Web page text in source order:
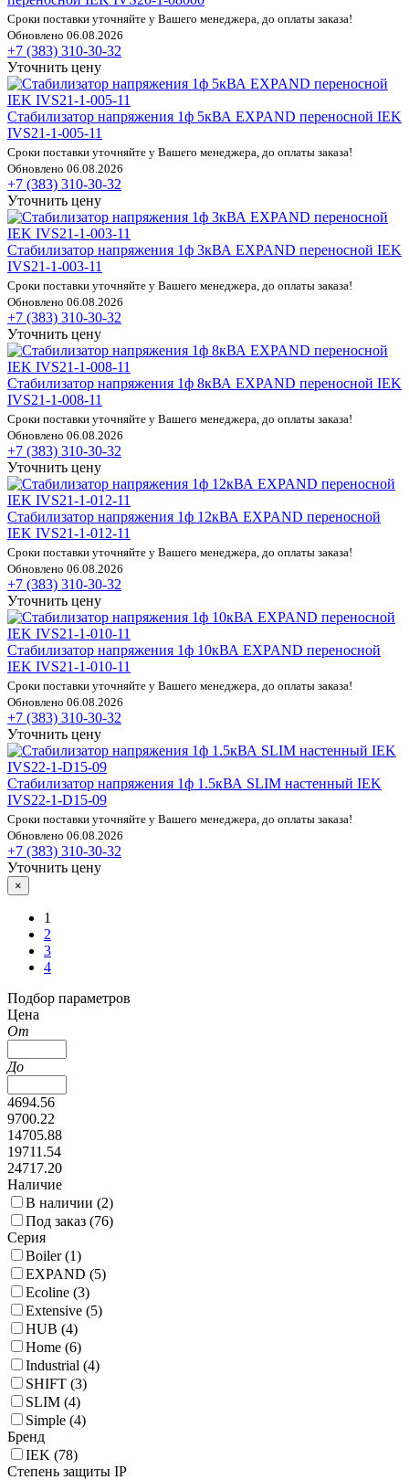
Сроки поставки уточняйте у Вашего менеджера, до оплаты заказа!
Обновлено 06.08.2026
+7 (383) 310-30-32
Уточнить цену
Стабилизатор напряжения 1ф 5кВА EXPAND переносной IEK
IVS21-1-005-11
Сроки поставки уточняйте у Вашего менеджера, до оплаты заказа!
Обновлено 06.08.2026
+7 (383) 310-30-32
Уточнить цену
Стабилизатор напряжения 1ф 3кВА EXPAND переносной IEK
IVS21-1-003-11
Сроки поставки уточняйте у Вашего менеджера, до оплаты заказа!
Обновлено 06.08.2026
+7 (383) 310-30-32
Уточнить цену
Стабилизатор напряжения 1ф 8кВА EXPAND переносной IEK
IVS21-1-008-11
Сроки поставки уточняйте у Вашего менеджера, до оплаты заказа!
Обновлено 06.08.2026
+7 (383) 310-30-32
Уточнить цену
Стабилизатор напряжения 1ф 12кВА EXPAND переносной
IEK IVS21-1-012-11
Сроки поставки уточняйте у Вашего менеджера, до оплаты заказа!
Обновлено 06.08.2026
+7 (383) 310-30-32
Уточнить цену
Стабилизатор напряжения 1ф 10кВА EXPAND переносной
IEK IVS21-1-010-11
Сроки поставки уточняйте у Вашего менеджера, до оплаты заказа!
Обновлено 06.08.2026
+7 (383) 310-30-32
Уточнить цену
Стабилизатор напряжения 1ф 1.5кВА SLIM настенный IEK
IVS22-1-D15-09
Сроки поставки уточняйте у Вашего менеджера, до оплаты заказа!
Обновлено 06.08.2026
+7 (383) 310-30-32
Уточнить цену
×
1
2
3
4
Подбор параметров
Цена
От
До
4694.56
9700.22
14705.88
19711.54
24717.20
Наличие
В наличии (2)
Под заказ (76)
Серия
Boiler (1)
EXPAND (5)
Ecoline (3)
Extensive (5)
HUB (4)
Home (6)
Industrial (4)
SHIFT (3)
SLIM (4)
Simple (4)
Бренд
IEK (78)
Степень защиты IP